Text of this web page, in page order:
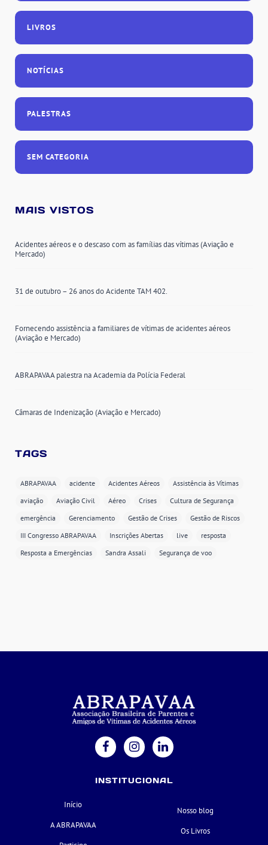
LIVROS
NOTÍCIAS
PALESTRAS
SEM CATEGORIA
MAIS VISTOS
Acidentes aéreos e o descaso com as famílias das vítimas (Aviação e
Mercado)
31 de outubro – 26 anos do Acidente TAM 402.
Fornecendo assistência a familiares de vítimas de acidentes aéreos
(Aviação e Mercado)
ABRAPAVAA palestra na Academia da Polícia Federal
Câmaras de Indenização (Aviação e Mercado)
TAGS
ABRAPAVAA acidente Acidentes Aéreos
Assistência às Vítimas
aviação
Aviação Civil Aéreo Crises
Cultura de Segurança
emergência
Gerenciamento Gestão de Crises
Gestão de Riscos
III Congresso ABRAPAVAA
Inscrições Abertas live
resposta
Resposta a Emergências
Sandra Assali Segurança de voo
INSTITUCIONAL
Início
A ABRAPAVAA
Nosso blog
Os Livros